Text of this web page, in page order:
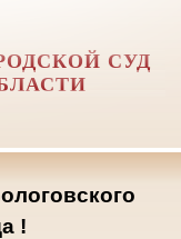
СУД
!